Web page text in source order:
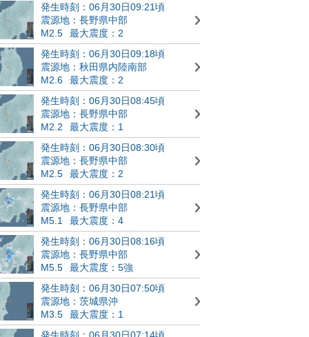
発生時刻：06月30日09:21頃
震源地：長野県中部
M2.5
最大震度：2
発生時刻：06月30日09:18頃
震源地：秋田県内陸南部
M2.6
最大震度：2
発生時刻：06月30日08:45頃
震源地：長野県中部
M2.2
最大震度：1
発生時刻：06月30日08:30頃
震源地：長野県中部
M2.5
最大震度：2
発生時刻：06月30日08:21頃
震源地：長野県中部
M5.1
最大震度：4
発生時刻：06月30日08:16頃
震源地：長野県中部
M5.5
最大震度：5強
発生時刻：06月30日07:50頃
震源地：茨城県沖
M3.5
最大震度：1
発生時刻：06月30日07:14頃